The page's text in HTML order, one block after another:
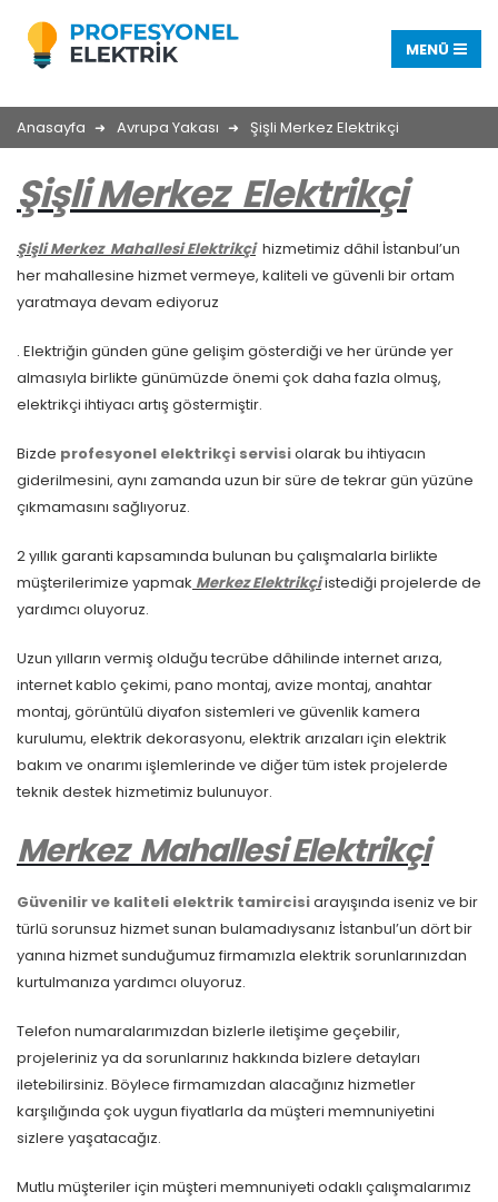
Anasayfa Avrupa Yakası Şişli Merkez Elektrikçi
ŞişliMerkez Elektrikçi
Şişli Merkez Mahallesi Elektrikçihizmetimiz dâhil İstanbul’un
her mahallesine hizmet vermeye, kaliteli ve güvenli bir ortam
yaratmaya devam ediyoruz
. Elektriğin günden güne gelişim gösterdiği ve her üründe yer
almasıyla birlikte günümüzde önemi çok daha fazla olmuş,
elektrikçi ihtiyacı artış göstermiştir.
Bizde profesyonel elektrikçi servisiolarak bu ihtiyacın
giderilmesini, aynı zamanda uzun bir süre de tekrar gün yüzüne
çıkmamasını sağlıyoruz.
2 yıllık garanti kapsamında bulunan bu çalışmalarla birlikte
müşterilerimize yapmak Merkez Elektrikçiistediği projelerde de
yardımcı oluyoruz.
Uzun yılların vermiş olduğu tecrübe dâhilinde internet arıza,
internet kablo çekimi, pano montaj, avize montaj, anahtar
montaj, görüntülü diyafon sistemleri ve güvenlik kamera
kurulumu, elektrik dekorasyonu, elektrik arızaları için elektrik
bakım ve onarımı işlemlerinde ve diğer tüm istek projelerde
teknik destek hizmetimiz bulunuyor.
Merkez Mahallesi Elektrikçi
Güvenilir ve kaliteli elektrik tamircisiarayışında iseniz ve bir
türlü sorunsuz hizmet sunan bulamadıysanız İstanbul’un dört bir
yanına hizmet sunduğumuz firmamızla elektrik sorunlarınızdan
kurtulmanıza yardımcı oluyoruz.
Telefon numaralarımızdan bizlerle iletişime geçebilir,
projeleriniz ya da sorunlarınız hakkında bizlere detayları
iletebilirsiniz. Böylece firmamızdan alacağınız hizmetler
karşılığında çok uygun fiyatlarla da müşteri memnuniyetini
sizlere yaşatacağız.
Mutlu müşteriler için müşteri memnuniyeti odaklı çalışmalarımız